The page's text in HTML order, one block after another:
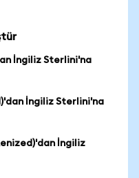
İngiliz Sterlini'na
İngiliz Sterlini'na
İngiliz